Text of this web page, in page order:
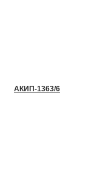
АКИП-1363/6